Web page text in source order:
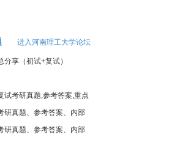
进入河南理工大学论坛
享（初试+复试）
试考研真题,参考答案,重点
研真题、参考答案、内部
研真题、参考答案、内部